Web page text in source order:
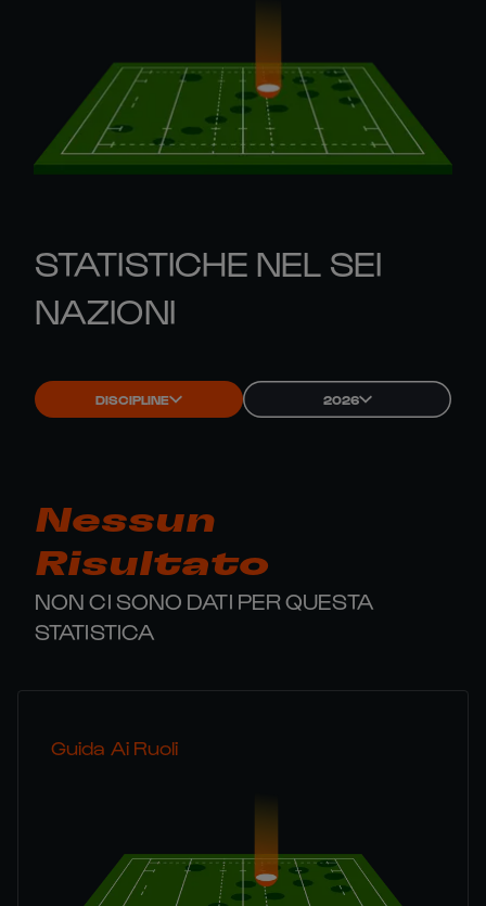
STATISTICHE NEL SEI
NAZIONI
DISCIPLINE 2026
Nessun
Risultato
NON CI SONO DATI PER QUESTA
STATISTICA
Guida Ai Ruoli